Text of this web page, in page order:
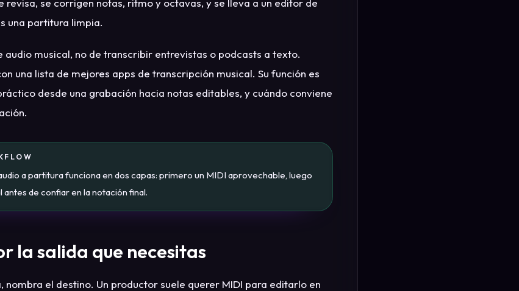
revisa, se corrigen notas, ritmo y octavas, y se lleva a un editor de
una partitura limpia.
audio musical, no de transcribir entrevistas o podcasts a texto.
una lista de mejores apps de transcripción musical. Su función es
desde una grabación hacia notas editables, y cuándo conviene
a partitura funciona en dos capas: primero un MIDI aprovechable, luego
antes de confiar en la notación final.
la salida que necesitas
nombra el destino. Un productor suele querer MIDI para editarlo en